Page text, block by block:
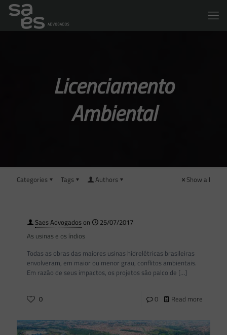
Licenciamento
Ambiental
Categories Tags Authors Show all
Saes Advogadoson
25/07/2017
As usinas e os índios
Todas as obras das maiores usinas hidrelétricas brasileiras
envolveram, em maior ou menor grau, conflitos ambientais.
Em razão de seus impactos, os projetos são palco de […]
0 0 Read more